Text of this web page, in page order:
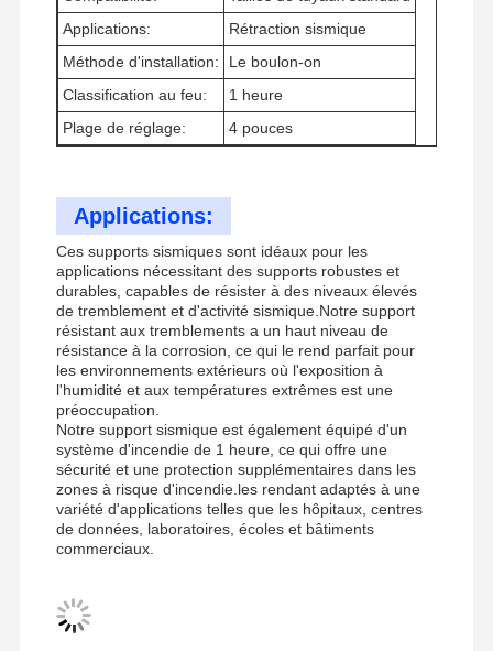
Visite De
L'usine
Contrôle
Qualité
Contactez-
Nous
Les Affaires
accrochages sismiques
Chaîne de traction solide
Faisceau de canal d'angle
Résistance sismique des conduits
support sismique de plateau de câbles
4 Façons de protéger contre les séismes
plateau de câbles de piste de course
Applications:
Rétraction sismique
Méthode d'installation:
Le boulon-on
Classification au feu:
1 heure
Plage de réglage:
4 pouces
Applications:
Ces supports sismiques sont idéaux pour les
applications nécessitant des supports robustes et
durables, capables de résister à des niveaux élevés
de tremblement et d'activité sismique.Notre support
résistant aux tremblements a un haut niveau de
résistance à la corrosion, ce qui le rend parfait pour
les environnements extérieurs où l'exposition à
l'humidité et aux températures extrêmes est une
préoccupation.
Notre support sismique est également équipé d'un
système d'incendie de 1 heure, ce qui offre une
sécurité et une protection supplémentaires dans les
zones à risque d'incendie.les rendant adaptés à une
variété d'applications telles que les hôpitaux, centres
de données, laboratoires, écoles et bâtiments
commerciaux.